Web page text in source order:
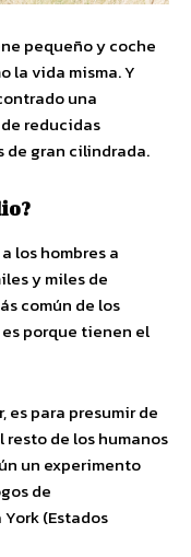
pequeño y coche
la vida misma. Y
una
reducidas
de gran cilindrada.
los hombres a
y miles de
común de los
porque tienen el
para presumir de
resto de los humanos
un experimento
de
York (Estados